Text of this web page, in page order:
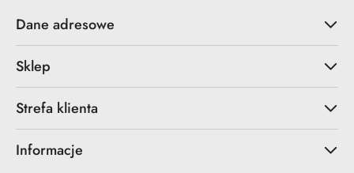
Dane adresowe
Sklep
Strefa klienta
Informacje